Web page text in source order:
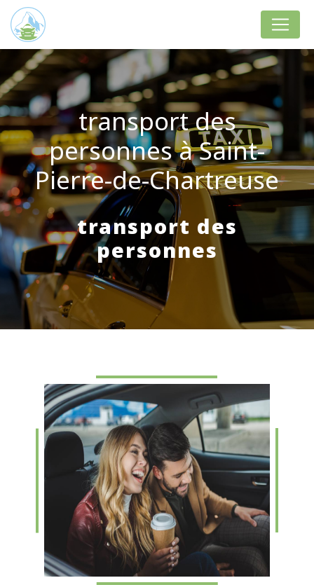
transport des
personnes à Saint-
Pierre-de-Chartreuse
transport des
personnes
Panneau de gestion des cookies